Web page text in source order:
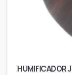
HUMIFICADOR